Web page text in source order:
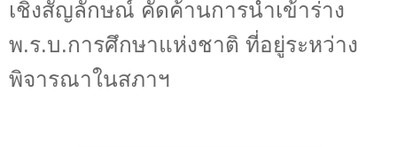
เชิงสัญลักษณ์ คัดค้านการนำเข้าร่าง
พ.ร.บ.การศึกษาแห่งชาติ ที่อยู่ระหว่าง
พิจารณาในสภาฯ